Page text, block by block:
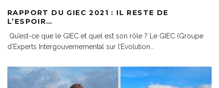
RAPPORT DU GIEC 2021 : IL RESTE DE
L’ESPOIR…
Qu’est-ce que le GIEC et quel est son rôle ? Le GIEC (Groupe
d’Experts Intergouvernemental sur l’Evolution...